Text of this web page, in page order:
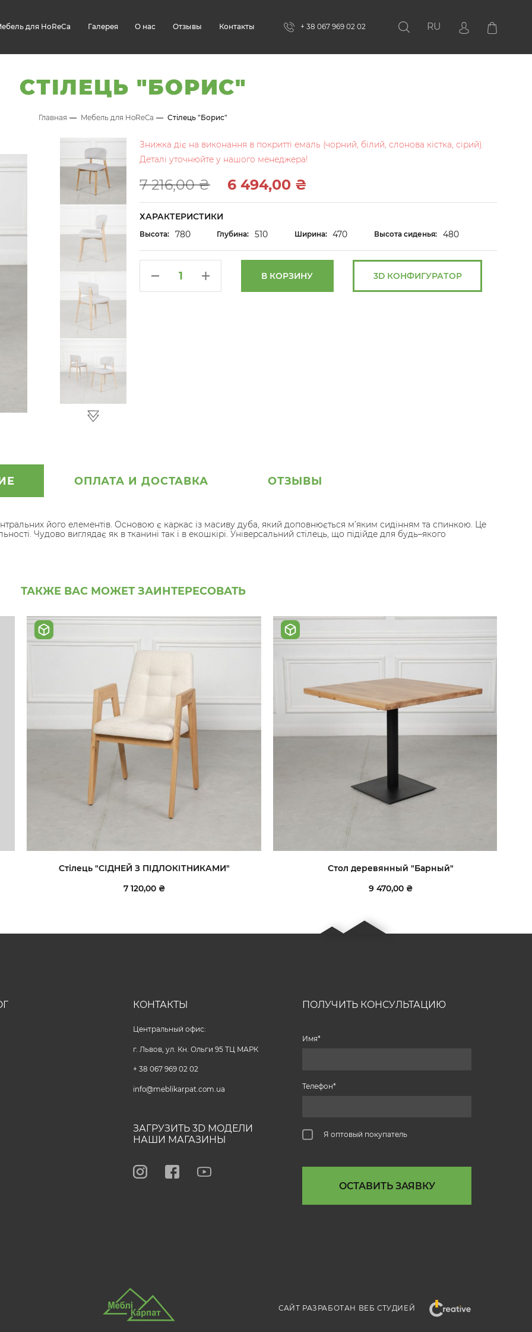
для HoReCa Галерея О нас Отзывы Контакты + 38 067 969 02 02 ПоискRU
СТІЛЕЦЬ "БОРИС"
Главная Мебель для HoReCa Стілець "Борис"
Знижка діє на виконання в покритті емаль (чорний, білий, слонова кістка, сірий).
Деталі уточнюйте у нашого менеджера!
6 494,00 ₴
7 216,00 ₴
ХАРАКТЕРИСТИКИ
Высота: 780 Глубина: 510 Ширина: 470 Высота сиденья: 480
В КОРЗИНУ 3D КОНФИГУРАТОР
ОПЛАТА И ДОСТАВКА ОТЗЫВЫ
його елементів. Основою є каркас із масиву дуба, який доповнюється м’яким сидінням та спинкою. Це
Чудово виглядає як в тканині так і в екошкірі. Універсальний стілець, що підійде для будь–якого
ТАКЖЕ ВАС МОЖЕТ ЗАИНТЕРЕСОВАТЬ
Стілець "СІДНЕЙ З ПІДЛОКІТНИКАМИ"
7 120,00 ₴
Стол деревянный "Барный"
9 470,00 ₴
КОНТАКТЫ
Центральный офис:
г. Львов, ул. Кн. Ольги 95 ТЦ МАРК
+ 38 067 969 02 02
info@meblikarpat.com.ua
ЗАГРУЗИТЬ 3D МОДЕЛИ
НАШИ МАГАЗИНЫ
ПОЛУЧИТЬ КОНСУЛЬТАЦИЮ
Имя
Телефон
Я оптовый покупатель
ОСТАВИТЬ ЗАЯВКУ
САЙТ РАЗРАБОТАН ВЕБ СТУДИЕЙ